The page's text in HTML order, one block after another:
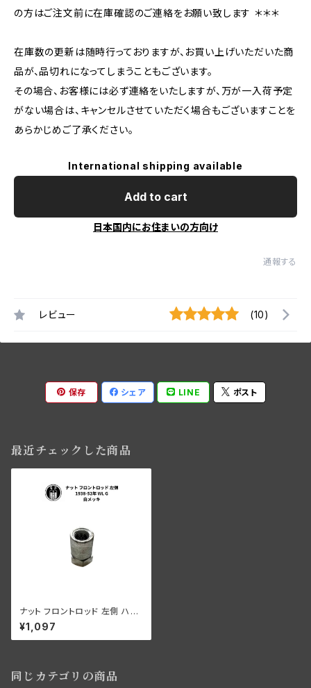
の方はご注文前に在庫確認のご連絡をお願い致します ＊＊＊
在庫数の更新は随時行っておりますが、お買い上げいただいた商
品が、品切れになってしまうこともございます。
その場合、お客様には必ず連絡をいたしますが、万が一入荷予定
がない場合は、キャンセルさせていただく場合もございますことを
あらかじめご了承ください。
International shipping available
Add to cart
日本国内にお住まいの方向け
通報する
レビュー (10)
保存 シェア LINE ポスト
最近チェックした商品
ナット フロントロッド 左側 ハー
レーダビッドソン 1938-52年
WL G 白メッキ
¥1,097
同じカテゴリの商品